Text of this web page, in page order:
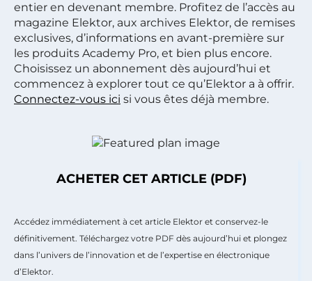
entier en devenant membre. Profitez de l’accès au
magazine Elektor, aux archives Elektor, de remises
exclusives, d’informations en avant-première sur
les produits Academy Pro, et bien plus encore.
Choisissez un abonnement dès aujourd’hui et
commencez à explorer tout ce qu’Elektor a à offrir.
Connectez-vous ici si vous êtes déjà membre.
ACHETER CET ARTICLE (PDF)
Accédez immédiatement à cet article Elektor et conservez-le
définitivement. Téléchargez votre PDF dès aujourd’hui et plongez
dans l’univers de l’innovation et de l’expertise en électronique
d’Elektor.